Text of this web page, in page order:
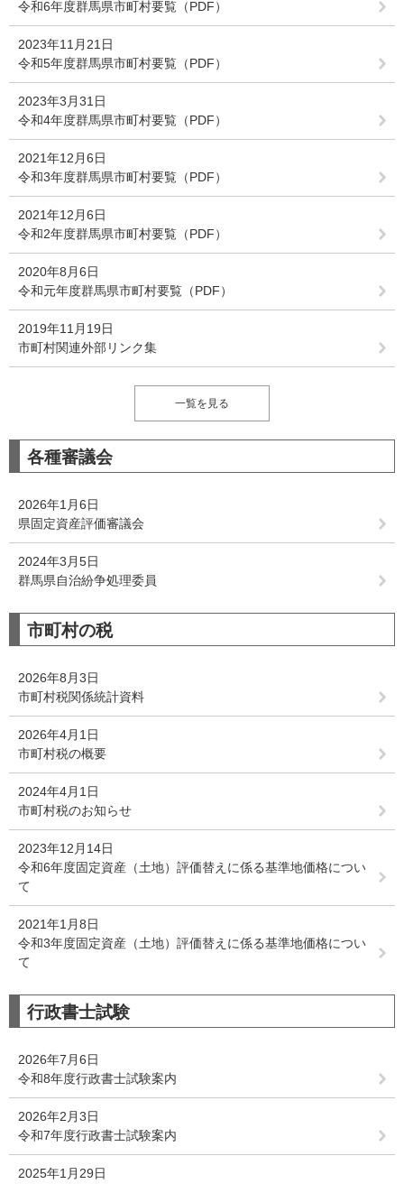
令和6年度群馬県市町村要覧（PDF）
2023年11月21日
令和5年度群馬県市町村要覧（PDF）
2023年3月31日
令和4年度群馬県市町村要覧（PDF）
2021年12月6日
令和3年度群馬県市町村要覧（PDF）
2021年12月6日
令和2年度群馬県市町村要覧（PDF）
2020年8月6日
令和元年度群馬県市町村要覧（PDF）
2019年11月19日
市町村関連外部リンク集
一覧を見る
各種審議会
2026年1月6日
県固定資産評価審議会
2024年3月5日
群馬県自治紛争処理委員
市町村の税
2026年8月3日
市町村税関係統計資料
2026年4月1日
市町村税の概要
2024年4月1日
市町村税のお知らせ
2023年12月14日
令和6年度固定資産（土地）評価替えに係る基準地価格につい
て
2021年1月8日
令和3年度固定資産（土地）評価替えに係る基準地価格につい
て
行政書士試験
2026年7月6日
令和8年度行政書士試験案内
2026年2月3日
令和7年度行政書士試験案内
2025年1月29日